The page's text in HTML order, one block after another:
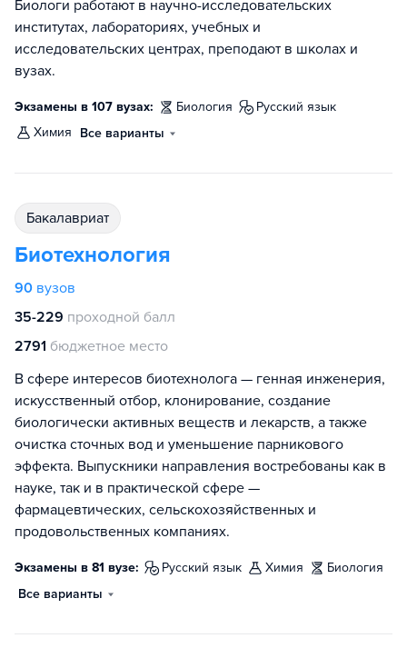
Биологи работают в научно-исследовательских
институтах, лабораториях, учебных и
исследовательских центрах, преподают в школах и
вузах.
Экзамены в 107 вузах: биология
русский язык
химия
Все варианты
бакалавриат
Биотехнология
90 вузов
35-229 проходной балл
2791 бюджетное место
В сфере интересов биотехнолога — генная инженерия,
искусственный отбор, клонирование, создание
биологически активных веществ и лекарств, а также
очистка сточных вод и уменьшение парникового
эффекта. Выпускники направления востребованы как в
науке, так и в практической сфере —
фармацевтических, сельскохозяйственных и
продовольственных компаниях.
Экзамены в 81 вузе: русский язык химия
биология
Все варианты